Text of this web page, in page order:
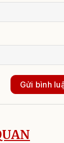
Gửi bình